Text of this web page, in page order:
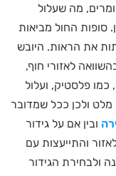
מה שעלול
סופות החול מביאות
את הראות. היובש
לאזורי חוף,
פלסטיק, ועלול
מלט ולכן ככל שמדובר
ובין אם על גידור
והתייעצות עם
ולבחירת הגידור